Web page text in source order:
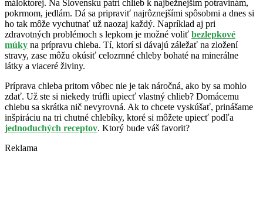
máloktorej. Na Slovensku patrí chlieb k najbežnejším potravinám,
pokrmom, jedlám. Dá sa pripraviť najrôznejšími spôsobmi a dnes si
ho tak môže vychutnať už naozaj každý. Napríklad aj pri
zdravotných problémoch s lepkom je možné voliť bezlepkové
múky na prípravu chleba. Tí, ktorí si dávajú záležať na zložení
stravy, zase môžu okúsiť celozrnné chleby bohaté na minerálne
látky a viaceré živiny.
Príprava chleba pritom vôbec nie je tak náročná, ako by sa mohlo
zdať. Už ste si niekedy trúfli upiecť vlastný chlieb? Domácemu
chlebu sa skrátka nič nevyrovná. Ak to chcete vyskúšať, prinášame
inšpiráciu na tri chutné chlebíky, ktoré si môžete upiecť podľa
jednoduchých receptov. Ktorý bude váš favorit?
Reklama